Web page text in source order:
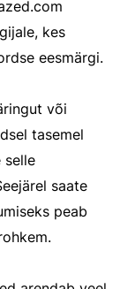
kes
eesmärgi.
või
tasemel
selle
saate
peab